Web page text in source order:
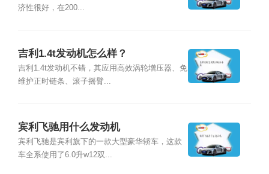
济性很好，在200...
吉利1.4t发动机怎么样？
吉利1.4t发动机不错，其应用高效涡轮增压器、免
维护正时链条、滚子摇臂...
宾利飞驰用什么发动机
宾利飞驰是宾利旗下的一款大型豪华轿车，这款
车全系使用了6.0升w12双...